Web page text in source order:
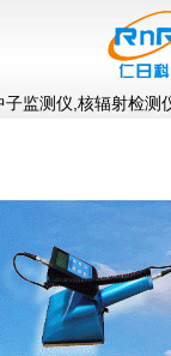
监测仪,核辐射检